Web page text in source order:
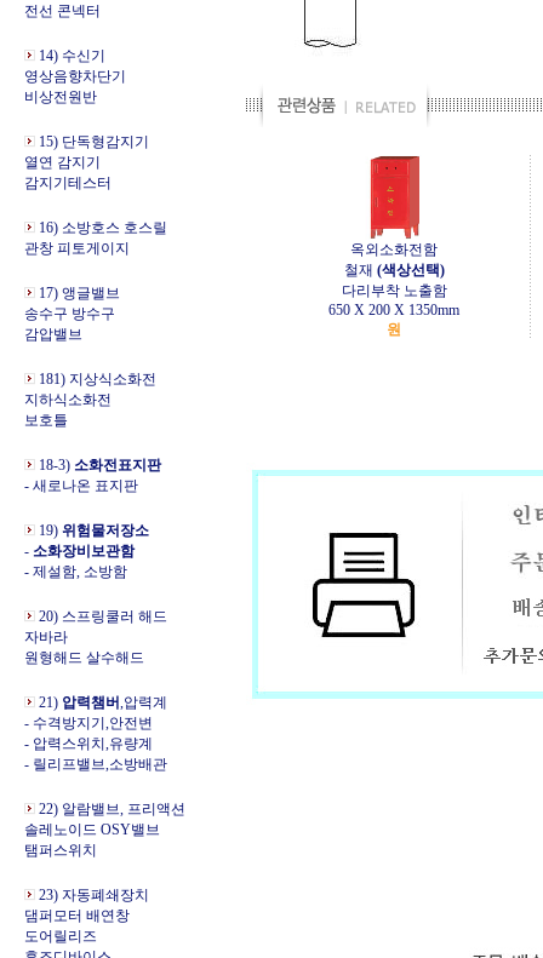
전선 콘넥터
14) 수신기
영상음향차단기
비상전원반
15) 단독형감지기
열연 감지기
감지기테스터
16) 소방호스 호스릴
관창 피토게이지
17) 앵글밸브
송수구 방수구
감압밸브
181) 지상식소화전
지하식소화전
보호틀
18-3) 소화전표지판
- 새로나온 표지판
19) 위험물저장소
- 소화장비보관함
- 제설함, 소방함
20) 스프링쿨러 해드
자바라
원형해드 살수해드
21) 압력챔버,압력계
- 수격방지기,안전변
- 압력스위치,유량계
- 릴리프밸브,소방배관
22) 알람밸브, 프리액션
솔레노이드 OSY밸브
탬퍼스위치
23) 자동폐쇄장치
댐퍼모터 배연창
도어릴리즈
옥외소화전함
철재 (색상선택)
다리부착 노출함
650 X 200 X 1350mm
원